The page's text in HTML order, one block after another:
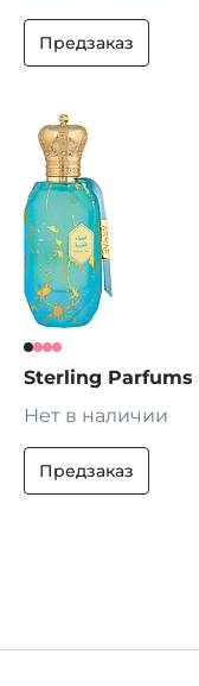
Предзаказ
Sterling Parfums
Нет в наличии
Предзаказ